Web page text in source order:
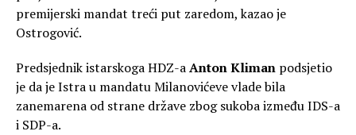
premijerski mandat treći put zaredom, kazao je
Ostrogović.
Predsjednik istarskoga HDZ-aAnton Kliman podsjetio
je da je Istra u mandatu Milanovićeve vlade bila
zanemarena od strane države zbog sukoba između IDS-a
i SDP-a.